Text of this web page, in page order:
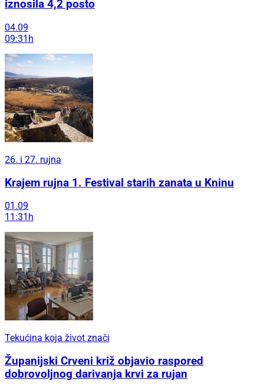
iznosila 4,2 posto
04.09
09:31h
26. i 27. rujna
Krajem rujna 1. Festival starih zanata u Kninu
01.09
11:31h
Tekućina koja život znači
Županijski Crveni križ objavio raspored
dobrovoljnog darivanja krvi za rujan